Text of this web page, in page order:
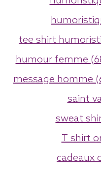
tee shirt
humour femme
message homme
saint
sweat
T shirt
cadeaux